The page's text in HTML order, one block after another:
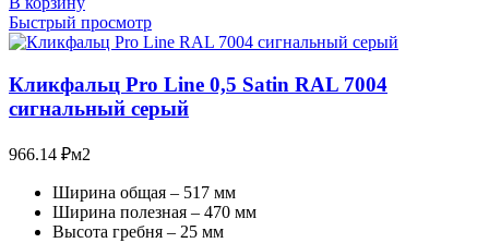
Быстрый просмотр
Кликфальц Pro Line 0,5 Satin RAL 7004
сигнальный серый
966.14 ₽м2
Ширина общая – 517 мм
Ширина полезная – 470 мм
Высота гребня – 25 мм